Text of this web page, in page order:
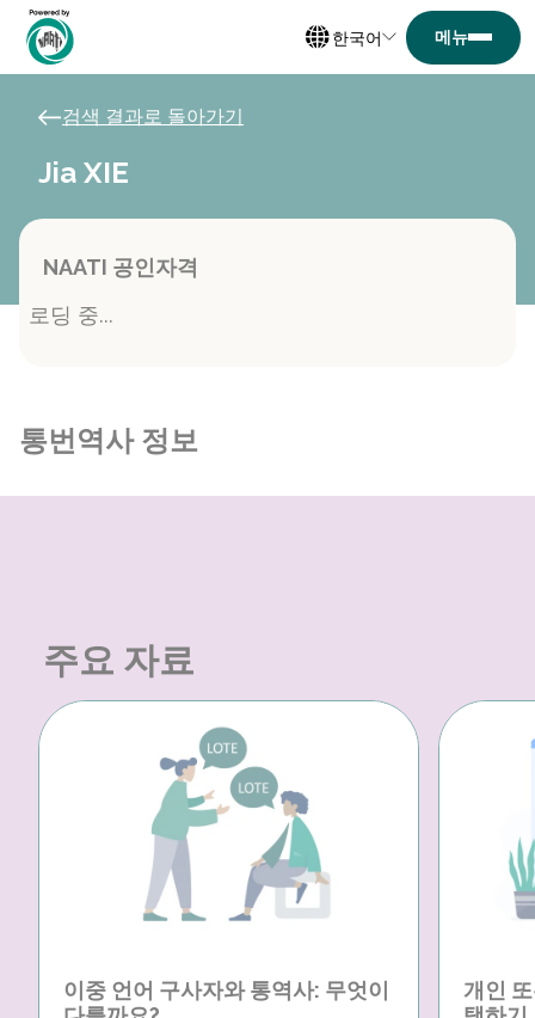
한국어
검색 결과로 돌아가기
Jia XIE
NAATI 공인자격
로딩 중...
통번역사 정보
주요 자료
이중 언어 구사자와 통역사: 무엇이
개인